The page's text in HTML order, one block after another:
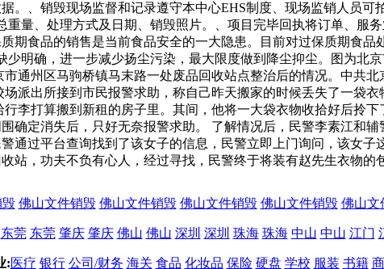
。、销毁现场监督和记录遵守本中心EHS制度、现场监销人员
量、处理方式及日期、销毁照片。、项目完毕回执将订单、服
期食品的销售是当前食品安全的一大隐患。目前对过保质期食
明确，进一步减少扬尘污染，最大限度做到降尘抑尘。图为北
通州区马驹桥镇马末路一处废品回收站点整治后的情况。中共
派出所接到市民报警求助，称自己昨天搬家的时候丢失了一袋
李打算搬到新租的房子里。其间，他将一大袋衣物收拾好后拎
确定消失后，只好无奈报警求助。 了解情况后，民警李素江和
通过平台查询找到了该女子的信息，民警立即上门询问，该女
站，功夫不负有心人，经过寻找，民警终于将装有赵先生衣物的
佛山文件销毁 佛山文件销毁 佛山文件销毁 佛山文件销毁 佛山文
东莞 东莞 肇庆 肇庆 佛山 佛山 深圳 深圳 珠海 珠海 中山 中山 江门
:医疗 银行 公司/财务 海关 食品 化妆品 保险 硬盘 学校 服装 书籍